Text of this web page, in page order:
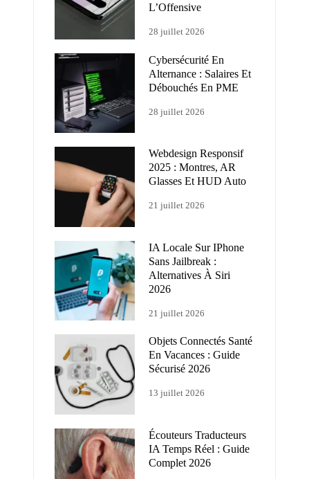
L’Offensive
28 juillet 2026
Cybersécurité En
Alternance : Salaires Et
Débouchés En PME
28 juillet 2026
Webdesign Responsif
2025 : Montres, AR
Glasses Et HUD Auto
21 juillet 2026
IA Locale Sur IPhone
Sans Jailbreak :
Alternatives À Siri
2026
21 juillet 2026
Objets Connectés Santé
En Vacances : Guide
Sécurisé 2026
13 juillet 2026
Écouteurs Traducteurs
IA Temps Réel : Guide
Complet 2026